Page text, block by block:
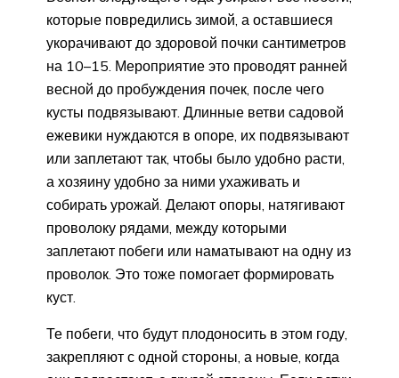
которые повредились зимой, а оставшиеся
укорачивают до здоровой почки сантиметров
на 10–15. Мероприятие это проводят ранней
весной до пробуждения почек, после чего
кусты подвязывают. Длинные ветви садовой
ежевики нуждаются в опоре, их подвязывают
или заплетают так, чтобы было удобно расти,
а хозяину удобно за ними ухаживать и
собирать урожай. Делают опоры, натягивают
проволоку рядами, между которыми
заплетают побеги или наматывают на одну из
проволок. Это тоже помогает формировать
куст.
Те побеги, что будут плодоносить в этом году,
закрепляют с одной стороны, а новые, когда